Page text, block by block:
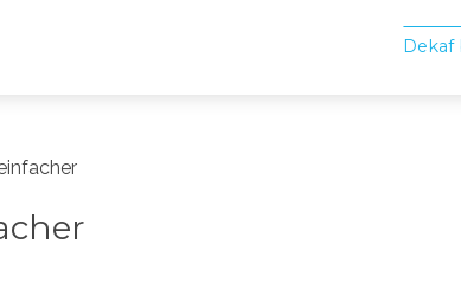
Dekaf